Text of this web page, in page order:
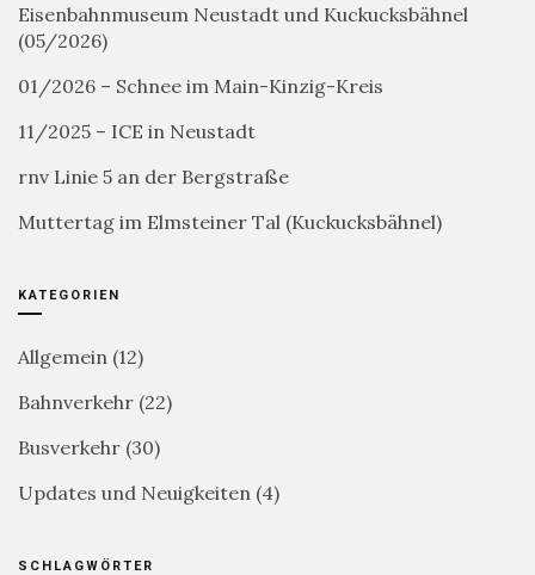
Eisenbahnmuseum Neustadt und Kuckucksbähnel
(05/2026)
01/2026 – Schnee im Main-Kinzig-Kreis
11/2025 – ICE in Neustadt
rnv Linie 5 an der Bergstraße
Muttertag im Elmsteiner Tal (Kuckucksbähnel)
KATEGORIEN
Allgemein (12)
Bahnverkehr (22)
Busverkehr (30)
Updates und Neuigkeiten (4)
SCHLAGWÖRTER